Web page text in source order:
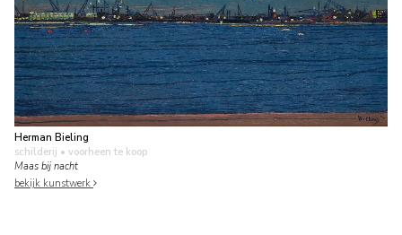
Herman Bieling
schilderij • voorheen te koop
Maas bij nacht
bekijk kunstwerk